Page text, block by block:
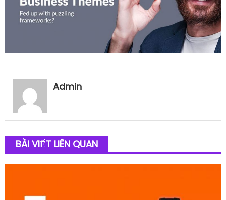
Admin
BÀI VIẾT LIÊN QUAN